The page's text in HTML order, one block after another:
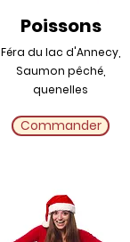
Poissons
Féra du lac d'Annecy,
Saumon pêché,
quenelles
Commander